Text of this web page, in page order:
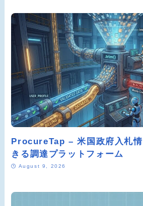
ProcureTap – 米国政府入札
きる調達プラットフォーム
August 9, 2026